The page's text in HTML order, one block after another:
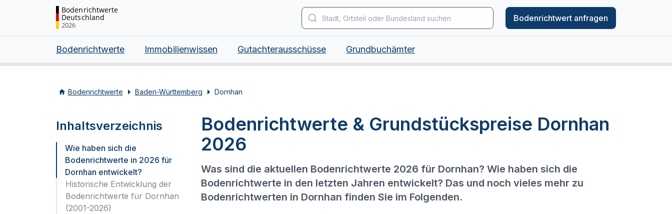
Bodenrichtwerte
Deutschland
2026
Bodenrichtwert anfragen
Bodenrichtwerte Immobilienwissen Gutachterausschüsse Grundbuchämter
Bodenrichtwerte Baden-Württemberg Dornhan
Inhaltsverzeichnis
Wie haben sich die
Bodenrichtwerte in 2026 für
Dornhan entwickelt?
Historische Entwicklung der
Bodenrichtwerte für Dornhan
(2001-2026)
Bodenrichtwerte & Grundstückspreise Dornhan
2026
Was sind die aktuellen Bodenrichtwerte 2026 für Dornhan? Wie haben sich die
Bodenrichtwerte in den letzten Jahren entwickelt? Das und noch vieles mehr zu
Bodenrichtwerten in Dornhan finden Sie im Folgenden.